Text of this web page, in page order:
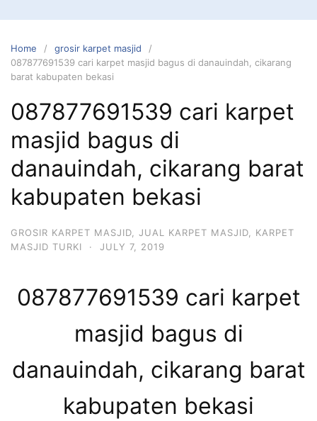
Home
grosir karpet masjid
087877691539 cari karpet masjid bagus di danauindah, cikarang
barat kabupaten bekasi
087877691539 cari karpet
masjid bagus di
danauindah, cikarang barat
kabupaten bekasi
GROSIR KARPET MASJID JUAL KARPET MASJID
KARPET
MASJID TURKI
· JULY 7, 2019
087877691539 cari karpet
masjid bagus di
danauindah, cikarang barat
kabupaten bekasi